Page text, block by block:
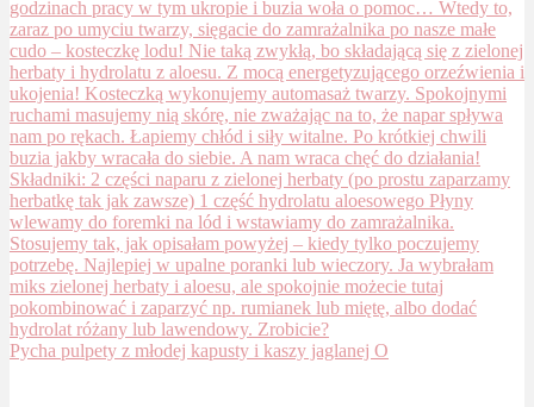
Pycha pulpety z młodej kapusty i kaszy jaglanej O